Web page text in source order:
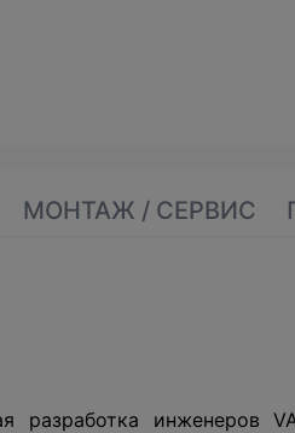
МОНТАЖ / СЕРВИС
разработка инженеров